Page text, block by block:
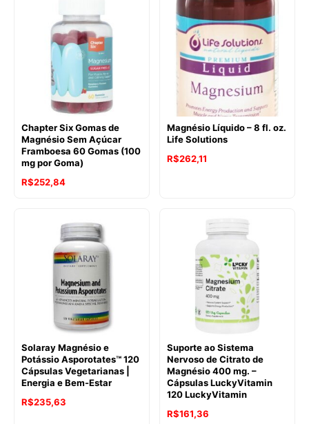
Chapter Six Gomas de
Magnésio Sem Açúcar
Framboesa 60 Gomas (100
mg por Goma)
R$252,84
Magnésio Líquido – 8 fl. oz.
Life Solutions
R$262,11
Solaray Magnésio e
Potássio Asporotates™ 120
Cápsulas Vegetarianas |
Energia e Bem-Estar
R$235,63
Suporte ao Sistema
Nervoso de Citrato de
Magnésio 400 mg. –
Cápsulas LuckyVitamin
120 LuckyVitamin
R$161,36